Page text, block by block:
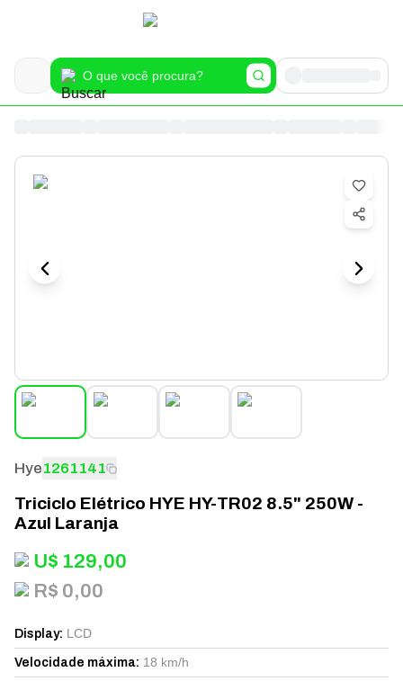
Hye1261141
Triciclo Elétrico HYE HY-TR02 8.5" 250W -
Azul Laranja
U$ 129,00
R$ 0,00
Display: LCD
Velocidade máxima: 18 km/h